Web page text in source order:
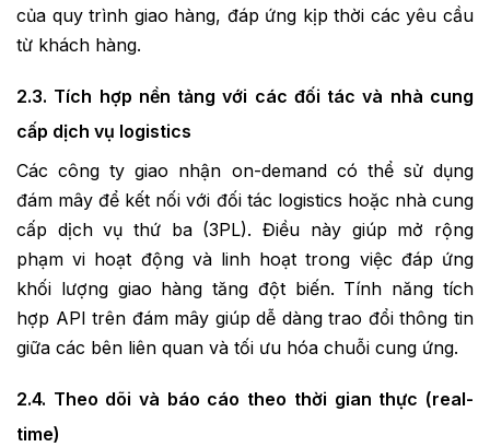
của quy trình giao hàng, đáp ứng kịp thời các yêu cầu
từ khách hàng.
2.3. Tích hợp nền tảng với các đối tác và nhà cung
cấp dịch vụ logistics
Các công ty giao nhận on-demand có thể sử dụng
đám mây để kết nối với đối tác logistics hoặc nhà cung
cấp dịch vụ thứ ba (3PL). Điều này giúp mở rộng
phạm vi hoạt động và linh hoạt trong việc đáp ứng
khối lượng giao hàng tăng đột biến. Tính năng tích
hợp API trên đám mây giúp dễ dàng trao đổi thông tin
giữa các bên liên quan và tối ưu hóa chuỗi cung ứng.
2.4. Theo dõi và báo cáo theo thời gian thực (real-
time)